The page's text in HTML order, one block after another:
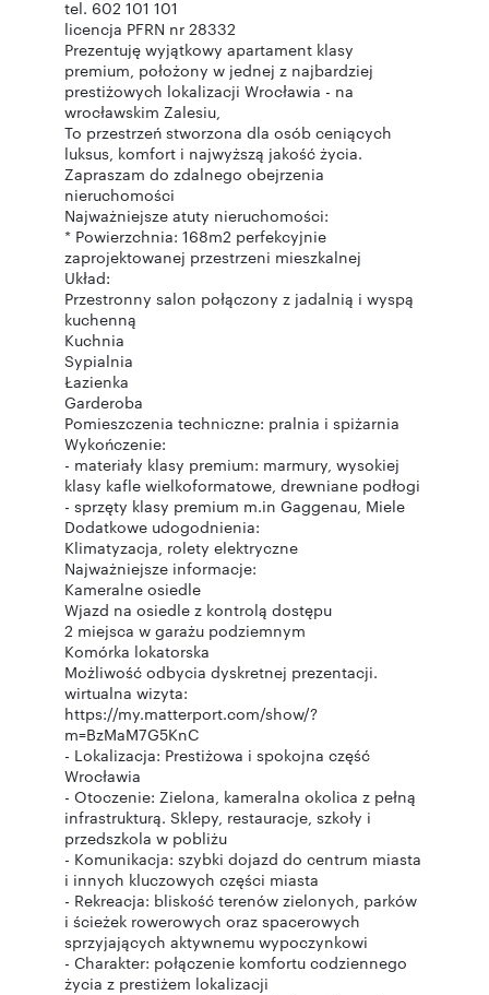
tel. 602 101 101
licencja PFRN nr 28332
Prezentuję wyjątkowy apartament klasy
premium, położony w jednej z najbardziej
prestiżowych lokalizacji Wrocławia - na
wrocławskim Zalesiu,
To przestrzeń stworzona dla osób ceniących
luksus, komfort i najwyższą jakość życia.
Zapraszam do zdalnego obejrzenia
nieruchomości
Najważniejsze atuty nieruchomości:
* Powierzchnia: 168m2 perfekcyjnie
zaprojektowanej przestrzeni mieszkalnej
Układ:
Przestronny salon połączony z jadalnią i wyspą
kuchenną
Kuchnia
Sypialnia
Łazienka
Garderoba
Pomieszczenia techniczne: pralnia i spiżarnia
Wykończenie:
- materiały klasy premium: marmury, wysokiej
klasy kafle wielkoformatowe, drewniane podłogi
- sprzęty klasy premium m.in Gaggenau, Miele
Dodatkowe udogodnienia:
Klimatyzacja, rolety elektryczne
Najważniejsze informacje:
Kameralne osiedle
Wjazd na osiedle z kontrolą dostępu
2 miejsca w garażu podziemnym
Komórka lokatorska
Możliwość odbycia dyskretnej prezentacji.
wirtualna wizyta:
https://my.matterport.com/show/?
m=BzMaM7G5KnC
- Lokalizacja: Prestiżowa i spokojna część
Wrocławia
- Otoczenie: Zielona, kameralna okolica z pełną
infrastrukturą. Sklepy, restauracje, szkoły i
przedszkola w pobliżu
- Komunikacja: szybki dojazd do centrum miasta
i innych kluczowych części miasta
- Rekreacja: bliskość terenów zielonych, parków
i ścieżek rowerowych oraz spacerowych
sprzyjających aktywnemu wypoczynkowi
- Charakter: połączenie komfortu codziennego
życia z prestiżem lokalizacji